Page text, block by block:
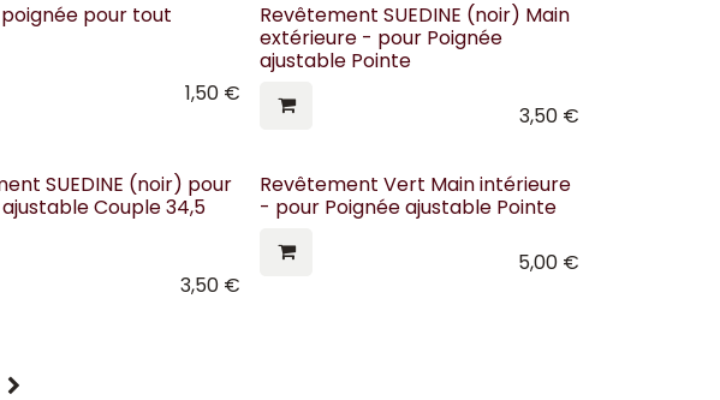
pour tout
1,50 €
Revêtement SUEDINE (noir) Main
extérieure - pour Poignée
ajustable Pointe
3,50€
SUEDINE (noir) pour
Couple 34,5
3,50 €
Revêtement Vert Main intérieure
- pour Poignée ajustable Pointe
5,00€